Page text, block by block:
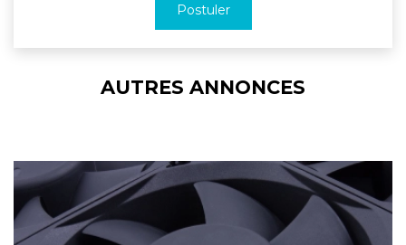
Postuler
AUTRES ANNONCES